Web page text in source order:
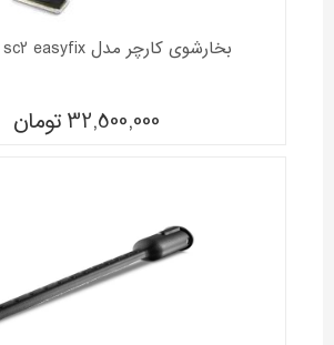
بخارشوی کارچر مدل sc2 easyfix ( کرشر )
32,500,000 تومان